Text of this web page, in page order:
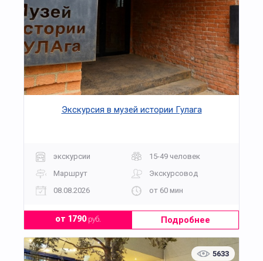
Экскурсия в музей истории Гулага
экскурсии
15-49 человек
Маршрут
Экскурсовод
08.08.2026
от 60 мин
от 1790руб. Подробнее
5633